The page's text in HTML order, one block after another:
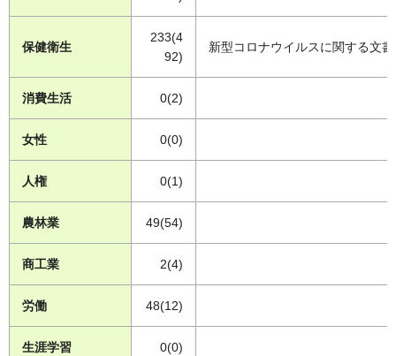
保健衛生
233(4
92)
新型コロナウイルスに関する文書
消費生活 0(2)
女性 0(0)
人権 0(1)
農林業 49(54)
商工業 2(4)
労働 48(12)
生涯学習 0(0)